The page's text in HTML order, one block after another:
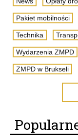
Pakiet mobilności
Technika
Wydarzenia ZMPD
ZMPD w Brukseli